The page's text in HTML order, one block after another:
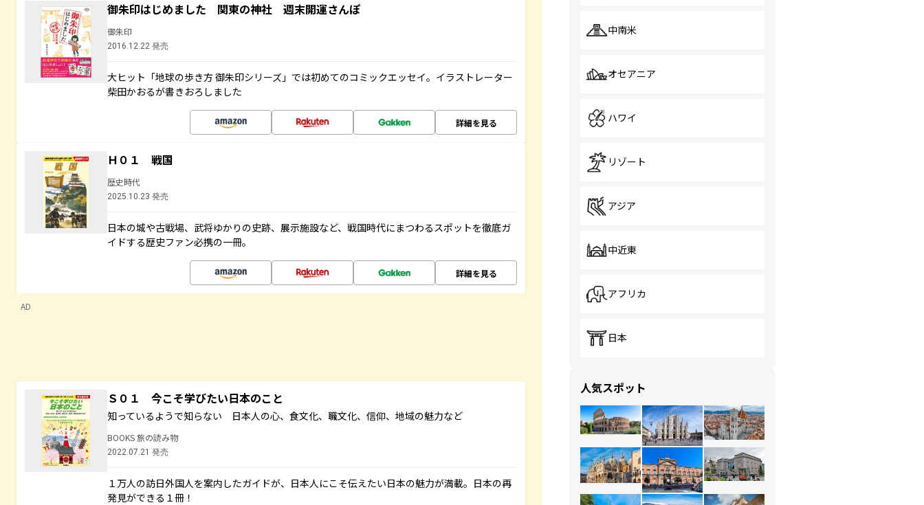
御朱印はじめました 関東の神社 週末開運さんぽ
御朱印
2016.12.22 発売
大ヒット「地球の歩き方 御朱印シリーズ」では初めてのコミックエッセイ。イラストレーター
柴田かおるが書きおろしました
詳細を見る
Ｈ０１ 戦国
歴史時代
2025.10.23 発売
日本の城や古戦場、武将ゆかりの史跡、展示施設など、戦国時代にまつわるスポットを徹底ガ
イドする歴史ファン必携の一冊。
詳細を見る
AD
Ｓ０１ 今こそ学びたい日本のこと
知っているようで知らない 日本人の心、食文化、職文化、信仰、地域の魅力など
BOOKS 旅の読み物
2022.07.21 発売
１万人の訪日外国人を案内したガイドが、日本人にこそ伝えたい日本の魅力が満載。日本の再
発見ができる１冊！
中南米
オセアニア
ハワイ
リゾート
アジア
中近東
アフリカ
日本
人気スポット